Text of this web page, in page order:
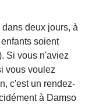
dans deux jours, à
soient
Si vous n'aviez
vous voulez
c'est un rendez-
à Damso